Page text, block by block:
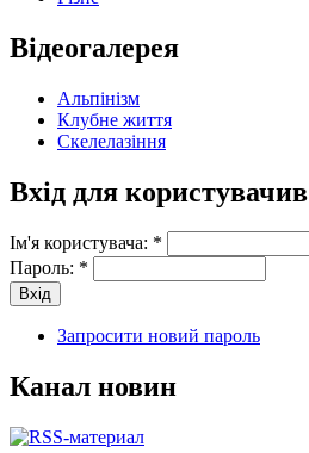
Відеогалерея
Альпінізм
Клубне життя
Скелелазіння
Вхід для користувачив
Ім'я користувача: *
Пароль: *
Запросити новий пароль
Канал новин